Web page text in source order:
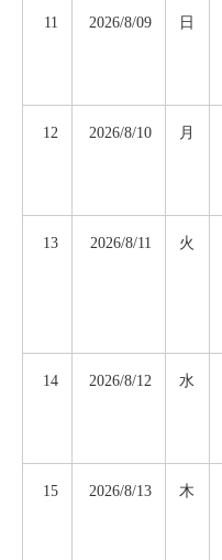
11 2026/8/09 日
12 2026/8/10 月
13 2026/8/11 火
14 2026/8/12 水
15 2026/8/13 木